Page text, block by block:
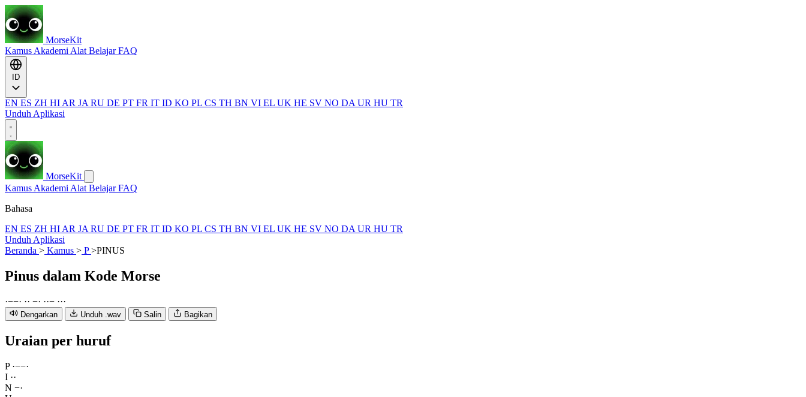
MorseKit
Kamus Akademi Alat BelajarFAQ
EN ES ZH HI AR JA RU DE PT FR IT ID KO PL CS TH BN VI EL UK HE SV NO DA UR HU TR
Unduh Aplikasi
MorseKit
Kamus Akademi Alat BelajarFAQ
Bahasa
EN ES ZH HI AR JA RU DE PT FR IT ID KO PL CS TH BN VI EL UK HE SV NO DA UR HU TR
Unduh Aplikasi
Beranda > Kamus > P>PINUS
Pinus dalam Kode Morse
·−−· ·· −· ··− ···
Dengarkan Unduh .wav Salin Bagikan
Uraian per huruf
P ·−−·
I ··
N −·